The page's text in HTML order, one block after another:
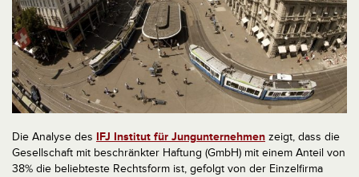
Die Analyse des IFJ Institut für Jungunternehmen zeigt, dass die
Gesellschaft mit beschränkter Haftung (GmbH) mit einem Anteil von
38% die beliebteste Rechtsform ist, gefolgt von der Einzelfirma